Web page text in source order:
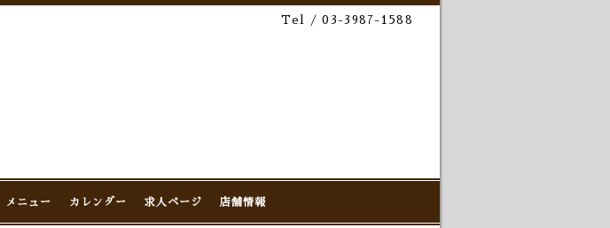
Tel / 03-3987-1588
メニュー カレンダー 求人ページ 店舗情報